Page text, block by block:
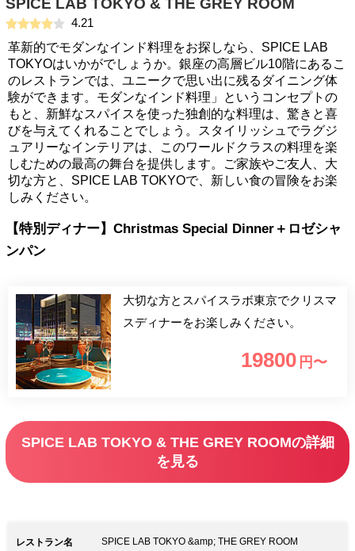
SPICE LAB TOKYO & THE GREY ROOM
4.21
革新的でモダンなインド料理をお探しなら、SPICE LAB
TOKYOはいかがでしょうか。銀座の高層ビル10階にあるこ
のレストランでは、ユニークで思い出に残るダイニング体
験ができます。モダンなインド料理」というコンセプトの
もと、新鮮なスパイスを使った独創的な料理は、驚きと喜
びを与えてくれることでしょう。スタイリッシュでラグジ
ュアリーなインテリアは、このワールドクラスの料理を楽
しむための最高の舞台を提供します。ご家族やご友人、大
切な方と、SPICE LAB TOKYOで、新しい食の冒険をお楽
しみください。
【特別ディナー】Christmas Special Dinner＋ロゼシャ
ンパン
大切な方とスパイスラボ東京でクリスマ
スディナーをお楽しみください。
19800 円〜
SPICE LAB TOKYO & THE GREY ROOMの詳細
を見る
レストラン名
SPICE LAB TOKYO &amp; THE GREY ROOM